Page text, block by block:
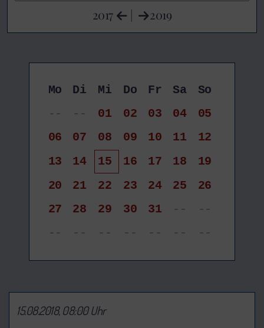
2017 | 2019
Mo Di Mi Do Fr Sa
So
--
-- 01 02 03 04
05
06
07 08 09 10 11
12
13
14 15 16 17 18
19
20
21 22 23 24 25
26
27
28 29 30 31 --
--
--
-- -- -- -- -- --
15.08.2018, 08:00 Uhr